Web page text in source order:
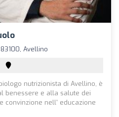
Avellino
nutrizionista di Avellino, è
benessere e alla salute dei
convinzione nell' educazione